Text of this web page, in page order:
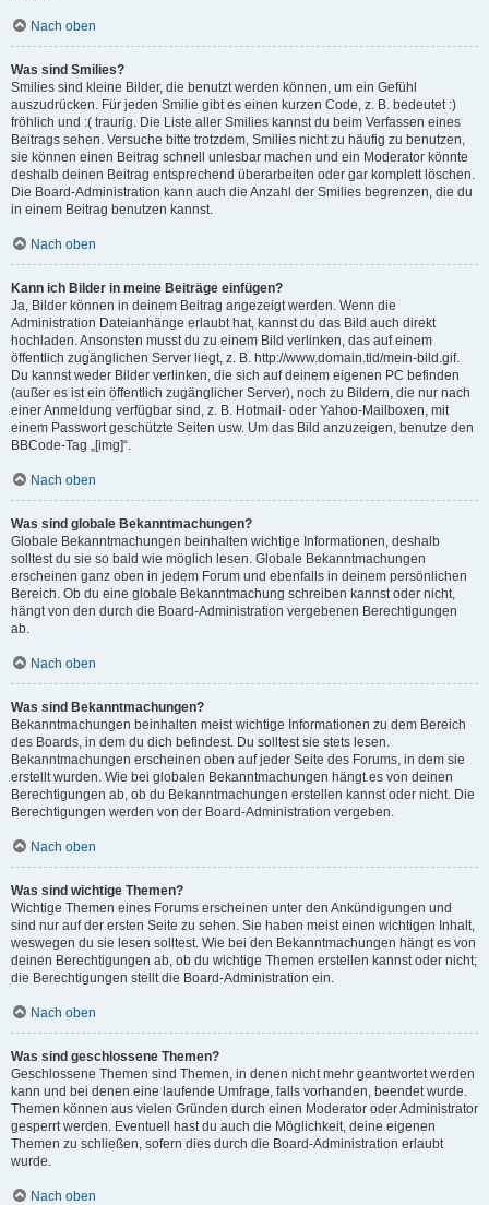
Nach oben
Was sind Smilies?
Smilies sind kleine Bilder, die benutzt werden können, um ein Gefühl
auszudrücken. Für jeden Smilie gibt es einen kurzen Code, z. B. bedeutet :)
fröhlich und :( traurig. Die Liste aller Smilies kannst du beim Verfassen eines
Beitrags sehen. Versuche bitte trotzdem, Smilies nicht zu häufig zu benutzen,
sie können einen Beitrag schnell unlesbar machen und ein Moderator könnte
deshalb deinen Beitrag entsprechend überarbeiten oder gar komplett löschen.
Die Board-Administration kann auch die Anzahl der Smilies begrenzen, die du
in einem Beitrag benutzen kannst.
Nach oben
Kann ich Bilder in meine Beiträge einfügen?
Ja, Bilder können in deinem Beitrag angezeigt werden. Wenn die
Administration Dateianhänge erlaubt hat, kannst du das Bild auch direkt
hochladen. Ansonsten musst du zu einem Bild verlinken, das auf einem
öffentlich zugänglichen Server liegt, z. B. http://www.domain.tld/mein-bild.gif.
Du kannst weder Bilder verlinken, die sich auf deinem eigenen PC befinden
(außer es ist ein öffentlich zugänglicher Server), noch zu Bildern, die nur nach
einer Anmeldung verfügbar sind, z. B. Hotmail- oder Yahoo-Mailboxen, mit
einem Passwort geschützte Seiten usw. Um das Bild anzuzeigen, benutze den
BBCode-Tag „[img]“.
Nach oben
Was sind globale Bekanntmachungen?
Globale Bekanntmachungen beinhalten wichtige Informationen, deshalb
solltest du sie so bald wie möglich lesen. Globale Bekanntmachungen
erscheinen ganz oben in jedem Forum und ebenfalls in deinem persönlichen
Bereich. Ob du eine globale Bekanntmachung schreiben kannst oder nicht,
hängt von den durch die Board-Administration vergebenen Berechtigungen
ab.
Nach oben
Was sind Bekanntmachungen?
Bekanntmachungen beinhalten meist wichtige Informationen zu dem Bereich
des Boards, in dem du dich befindest. Du solltest sie stets lesen.
Bekanntmachungen erscheinen oben auf jeder Seite des Forums, in dem sie
erstellt wurden. Wie bei globalen Bekanntmachungen hängt es von deinen
Berechtigungen ab, ob du Bekanntmachungen erstellen kannst oder nicht. Die
Berechtigungen werden von der Board-Administration vergeben.
Nach oben
Was sind wichtige Themen?
Wichtige Themen eines Forums erscheinen unter den Ankündigungen und
sind nur auf der ersten Seite zu sehen. Sie haben meist einen wichtigen Inhalt,
weswegen du sie lesen solltest. Wie bei den Bekanntmachungen hängt es von
deinen Berechtigungen ab, ob du wichtige Themen erstellen kannst oder nicht;
die Berechtigungen stellt die Board-Administration ein.
Nach oben
Was sind geschlossene Themen?
Geschlossene Themen sind Themen, in denen nicht mehr geantwortet werden
kann und bei denen eine laufende Umfrage, falls vorhanden, beendet wurde.
Themen können aus vielen Gründen durch einen Moderator oder Administrator
gesperrt werden. Eventuell hast du auch die Möglichkeit, deine eigenen
Themen zu schließen, sofern dies durch die Board-Administration erlaubt
wurde.
Nach oben